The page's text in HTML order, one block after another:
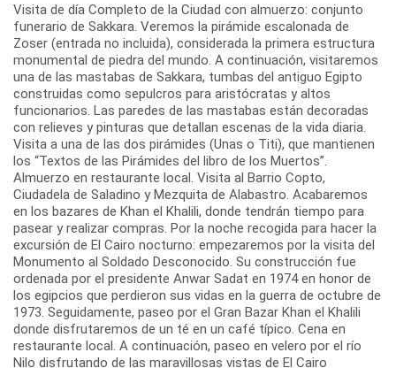
Visita de día Completo de la Ciudad con almuerzo: conjunto
funerario de Sakkara. Veremos la pirámide escalonada de
Zoser (entrada no incluida), considerada la primera estructura
monumental de piedra del mundo. A continuación, visitaremos
una de las mastabas de Sakkara, tumbas del antiguo Egipto
construidas como sepulcros para aristócratas y altos
funcionarios. Las paredes de las mastabas están decoradas
con relieves y pinturas que detallan escenas de la vida diaria.
Visita a una de las dos pirámides (Unas o Titi), que mantienen
los “Textos de las Pirámides del libro de los Muertos”.
Almuerzo en restaurante local. Visita al Barrio Copto,
Ciudadela de Saladino y Mezquita de Alabastro. Acabaremos
en los bazares de Khan el Khalili, donde tendrán tiempo para
pasear y realizar compras. Por la noche recogida para hacer la
excursión de El Cairo nocturno: empezaremos por la visita del
Monumento al Soldado Desconocido. Su construcción fue
ordenada por el presidente Anwar Sadat en 1974 en honor de
los egipcios que perdieron sus vidas en la guerra de octubre de
1973. Seguidamente, paseo por el Gran Bazar Khan el Khalili
donde disfrutaremos de un té en un café típico. Cena en
restaurante local. A continuación, paseo en velero por el río
Nilo disfrutando de las maravillosas vistas de El Cairo